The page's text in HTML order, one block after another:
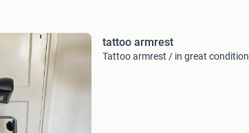
tattoo armrest
Tattoo armrest / in great condition